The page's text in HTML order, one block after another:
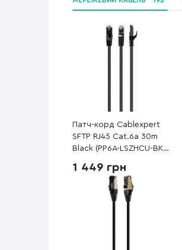
Патч-корд Cablexpert
SFTP RJ45 Cat.6a 30m
Black (PP6A-LSZHCU-BK-
1 449 грн